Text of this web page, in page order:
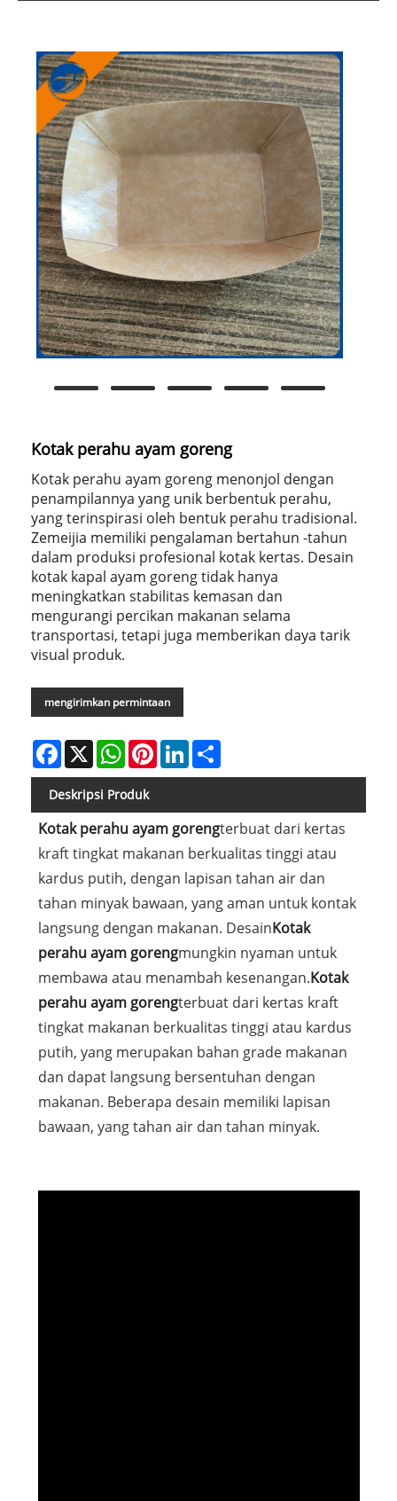
Kotak perahu ayam goreng
Kotak perahu ayam goreng menonjol dengan
penampilannya yang unik berbentuk perahu,
yang terinspirasi oleh bentuk perahu tradisional.
Zemeijia memiliki pengalaman bertahun -tahun
dalam produksi profesional kotak kertas. Desain
kotak kapal ayam goreng tidak hanya
meningkatkan stabilitas kemasan dan
mengurangi percikan makanan selama
transportasi, tetapi juga memberikan daya tarik
visual produk.
mengirimkan permintaan
Facebook
X WhatsAppPinterestLinkedIn
Deskripsi Produk
Kotak perahu ayam gorengterbuat dari kertas
kraft tingkat makanan berkualitas tinggi atau
kardus putih, dengan lapisan tahan air dan
tahan minyak bawaan, yang aman untuk kontak
langsung dengan makanan. DesainKotak
perahu ayam gorengmungkin nyaman untuk
membawa atau menambah kesenangan.Kotak
perahu ayam gorengterbuat dari kertas kraft
tingkat makanan berkualitas tinggi atau kardus
putih, yang merupakan bahan grade makanan
dan dapat langsung bersentuhan dengan
makanan. Beberapa desain memiliki lapisan
bawaan, yang tahan air dan tahan minyak.